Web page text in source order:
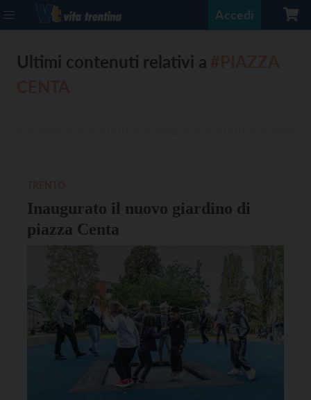
Accedi
Ultimi contenuti relativi a
Inaugurato il nuovo giardino di
piazza Centa